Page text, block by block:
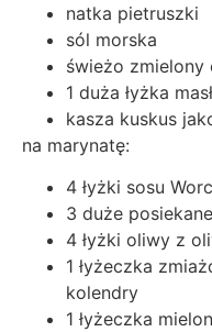
natka pietruszki
sól morska
świeżo zmielony
1 duża łyżka
kasza kuskus
na marynatę:
4 łyżki sosu
3 duże
4 łyżki oliwy z
1 łyżeczka
kolendry
1 łyżeczka